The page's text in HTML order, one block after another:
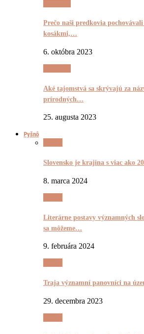
Prečo naši predkovia
kosákmi,…
6. októbra 2023
Aké tajomstvá sa skrývajú za
prírodných…
25. augusta 2023
Pyšnô
Slovensko je krajina s viac ako
8. marca 2024
Literárne postavy významných
sa môžeme…
9. februára 2024
Traja významní panovníci na
29. decembra 2023